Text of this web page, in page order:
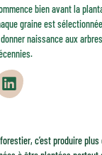
bien avant la
graine est
naissance aux
Partager sur LinkedIn
c’est produire